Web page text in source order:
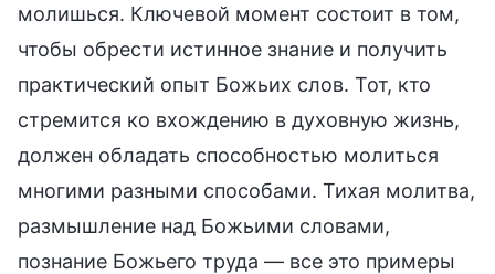
молишься. Ключевой момент состоит в том,
чтобы обрести истинное знание и получить
практический опыт Божьих слов. Тот, кто
стремится ко вхождению в духовную жизнь,
должен обладать способностью молиться
многими разными способами. Тихая молитва,
размышление над Божьими словами,
познание Божьего труда — все это примеры